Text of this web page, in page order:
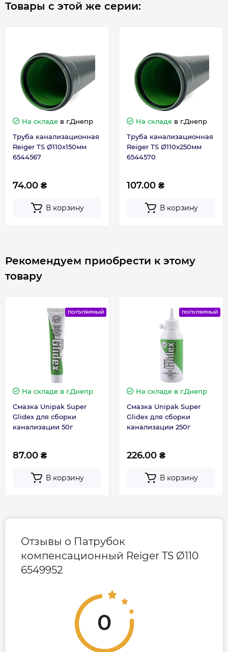
Гарантия
Гарантия производителя, мес 12
Товары с этой же серии:
На складе в г.Днепр
Труба канализационная
Reiger TS Ø110х150мм
6544567
74.00 ₴
В корзину
На складе в г.Днепр
Труба канализационная
Reiger TS Ø110х250мм
6544570
107.00 ₴
В корзину
Рекомендуем приобрести к этому
товару
ПОПУЛЯРНЫЙ
На складе в г.Днепр
Смазка Unipak Super
Glidex для сборки
канализации 50г
87.00 ₴
В корзину
ПОПУЛЯРНЫЙ
На складе в г.Днепр
Смазка Unipak Super
Glidex для сборки
канализации 250г
226.00 ₴
В корзину
Отзывы о Патрубок
компенсационный Reiger TS Ø110
6549952
0